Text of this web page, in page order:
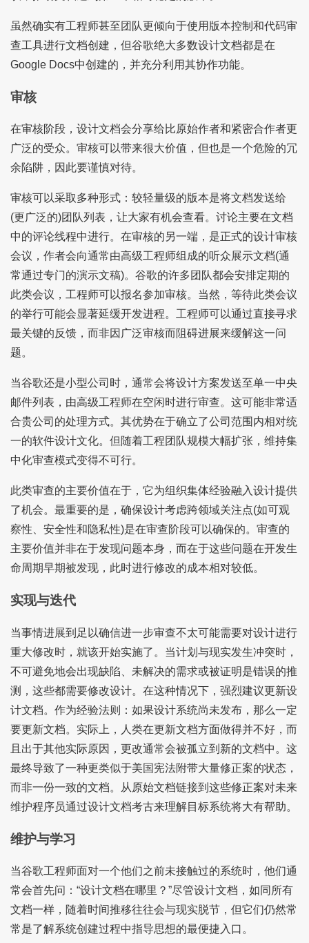
虽然确实有工程师甚至团队更倾向于使用版本控制和代码审
查工具进行文档创建，但谷歌绝大多数设计文档都是在
Google Docs中创建的，并充分利用其协作功能。
审核
在审核阶段，设计文档会分享给比原始作者和紧密合作者更
广泛的受众。审核可以带来很大价值，但也是一个危险的冗
余陷阱，因此要谨慎对待。
审核可以采取多种形式：较轻量级的版本是将文档发送给
(更广泛的)团队列表，让大家有机会查看。讨论主要在文档
中的评论线程中进行。在审核的另一端，是正式的设计审核
会议，作者会向通常由高级工程师组成的听众展示文档(通
常通过专门的演示文稿)。谷歌的许多团队都会安排定期的
此类会议，工程师可以报名参加审核。当然，等待此类会议
的举行可能会显著延缓开发进程。工程师可以通过直接寻求
最关键的反馈，而非因广泛审核而阻碍进展来缓解这一问
题。
当谷歌还是小型公司时，通常会将设计方案发送至单一中央
邮件列表，由高级工程师在空闲时进行审查。这可能非常适
合贵公司的处理方式。其优势在于确立了公司范围内相对统
一的软件设计文化。但随着工程团队规模大幅扩张，维持集
中化审查模式变得不可行。
此类审查的主要价值在于，它为组织集体经验融入设计提供
了机会。最重要的是，确保设计考虑跨领域关注点(如可观
察性、安全性和隐私性)是在审查阶段可以确保的。审查的
主要价值并非在于发现问题本身，而在于这些问题在开发生
命周期早期被发现，此时进行修改的成本相对较低。
实现与迭代
当事情进展到足以确信进一步审查不太可能需要对设计进行
重大修改时，就该开始实施了。当计划与现实发生冲突时，
不可避免地会出现缺陷、未解决的需求或被证明是错误的推
测，这些都需要修改设计。在这种情况下，强烈建议更新设
计文档。作为经验法则：如果设计系统尚未发布，那么一定
要更新文档。实际上，人类在更新文档方面做得并不好，而
且出于其他实际原因，更改通常会被孤立到新的文档中。这
最终导致了一种更类似于美国宪法附带大量修正案的状态，
而非一份一致的文档。从原始文档链接到这些修正案对未来
维护程序员通过设计文档考古来理解目标系统将大有帮助。
维护与学习
当谷歌工程师面对一个他们之前未接触过的系统时，他们通
常会首先问：“设计文档在哪里？”尽管设计文档，如同所有
文档一样，随着时间推移往往会与现实脱节，但它们仍然常
常是了解系统创建过程中指导思想的最便捷入口。